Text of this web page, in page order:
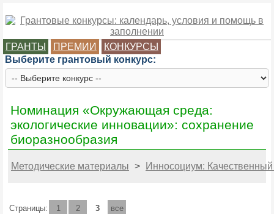
ГРАНТЫ ПРЕМИИ
КОНКУРСЫ
Выберите грантовый конкурс:
Номинация «Окружающая среда:
экологические инновации»: сохранение
биоразнообразия
Методические материалы > Инносоциум: Качественный
Страницы: 1 2 3 все